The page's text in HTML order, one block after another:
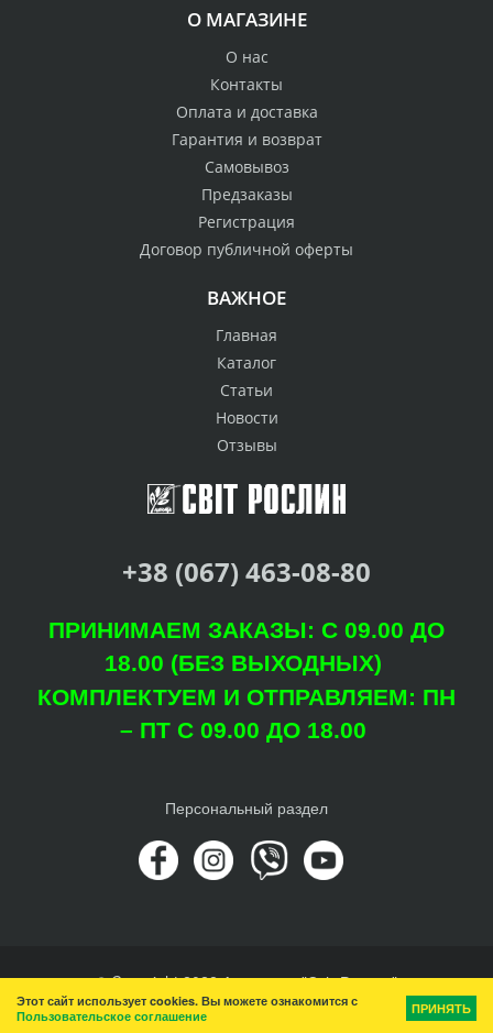
О МАГАЗИНЕ
О нас
Контакты
Оплата и доставка
Гарантия и возврат
Самовывоз
Предзаказы
Регистрация
Договор публичной оферты
ВАЖНОЕ
Главная
Каталог
Статьи
Новости
Отзывы
+38 (067) 463-08-80
ПРИНИМАЕМ ЗАКАЗЫ: С 09.00 ДО
18.00 (БЕЗ ВЫХОДНЫХ)
КОМПЛЕКТУЕМ И ОТПРАВЛЯЕМ: ПН
– ПТ С 09.00 ДО 18.00
Персональный раздел
© Copyright 2022 Агроцентр "Світ Рослин"
Наверх
Этот сайт использует cookies. Вы можете ознакомится с
Пользовательское соглашение
ПРИНЯТЬ